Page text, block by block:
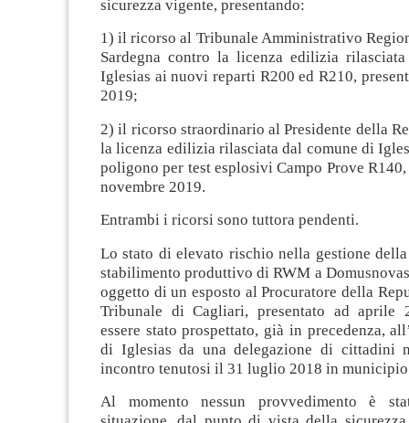
sicurezza vigente, presentando:
1) il ricorso al Tribunale Amministrativo
Sardegna contro la licenza edilizia
Iglesias ai nuovi reparti R200 ed R210,
2019;
2) il ricorso straordinario al Presidente della
la licenza edilizia rilasciata dal comune di
poligono per test esplosivi Campo Prove
novembre 2019.
Entrambi i ricorsi sono tuttora pendenti.
Lo stato di elevato rischio nella gestione
stabilimento produttivo di RWM a
oggetto di un esposto al Procuratore della
Tribunale di Cagliari, presentato ad aprile
essere stato prospettato, già in precedenza,
di Iglesias da una delegazione di cittadini
incontro tenutosi il 31 luglio 2018 in
Al momento nessun provvedimento è